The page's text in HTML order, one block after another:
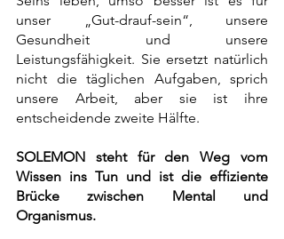
unser „Gut-drauf-sein“, unsere
Gesundheit und unsere
Leistungsfähigkeit. Sie ersetzt natürlich
nicht die täglichen Aufgaben, sprich
unsere Arbeit, aber sie ist ihre
entscheidende zweite Hälfte.
SOLEMON steht für den Weg vom
Wissen ins Tun und ist die effiziente
Brücke zwischen Mental und
Organismus.